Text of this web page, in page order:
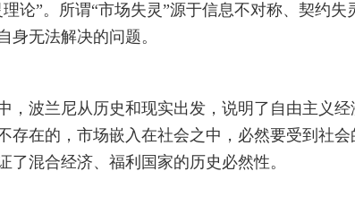
论”。所谓“市场失灵”源于信息不对称、契约
身无法解决的问题。
，波兰尼从历史和现实出发，说明了自由主义
存在的，市场嵌入在社会之中，必然要受到社
了混合经济、福利国家的历史必然性。